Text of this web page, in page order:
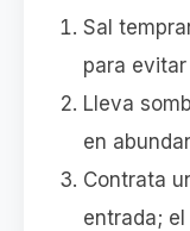
Sal
para
Lleva
en
Contrata
entrada;